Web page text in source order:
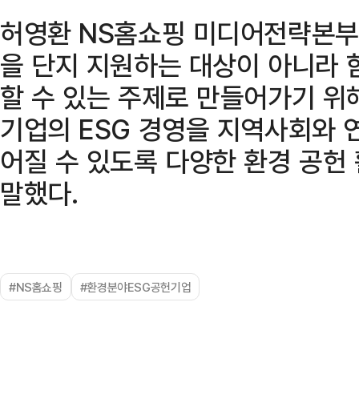
허영환 NS홈쇼핑 미디어전략본
을 단지 지원하는 대상이 아니라
할 수 있는 주제로 만들어가기 위
기업의 ESG 경영을 지역사회와
어질 수 있도록 다양한 환경 공
말했다.
#NS홈쇼핑 #환경분야ESG공헌기업